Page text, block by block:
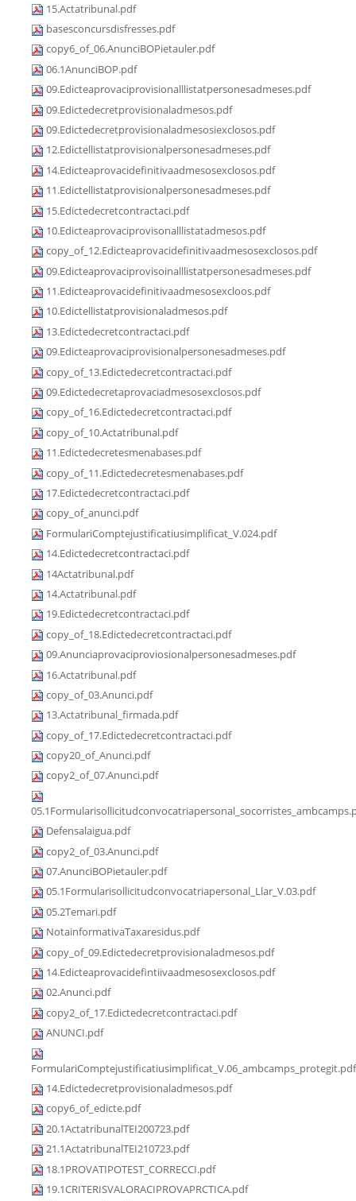
15.Actatribunal.pdf
basesconcursdisfresses.pdf
copy6_of_06.AnunciBOPietauler.pdf
06.1AnunciBOP.pdf
09.Edicteaprovaciprovisionalllistatpersonesadmeses.pdf
09.Edictedecretprovisionaladmesos.pdf
09.Edictedecretprovisionaladmesosiexclosos.pdf
12.Edictellistatprovisionalpersonesadmeses.pdf
14.Edicteaprovacidefinitivaadmesosexclosos.pdf
11.Edictellistatprovisionalpersonesadmeses.pdf
15.Edictedecretcontractaci.pdf
10.Edicteaprovaciprovisonalllistatadmesos.pdf
copy_of_12.Edicteaprovacidefinitivaadmesosexclosos.pdf
09.Edicteaprovaciprovisoinalllistatpersonesadmeses.pdf
11.Edicteaprovacidefinitivaadmesosexcloos.pdf
10.Edictellistatprovisionaladmesos.pdf
13.Edictedecretcontractaci.pdf
09.Edicteaprovaciprovisionalpersonesadmeses.pdf
copy_of_13.Edictedecretcontractaci.pdf
09.Edictedecretaprovaciadmesosexclosos.pdf
copy_of_16.Edictedecretcontractaci.pdf
copy_of_10.Actatribunal.pdf
11.Edictedecretesmenabases.pdf
copy_of_11.Edictedecretesmenabases.pdf
17.Edictedecretcontractaci.pdf
copy_of_anunci.pdf
FormulariComptejustificatiusimplificat_V.024.pdf
14.Edictedecretcontractaci.pdf
14Actatribunal.pdf
14.Actatribunal.pdf
19.Edictedecretcontractaci.pdf
copy_of_18.Edictedecretcontractaci.pdf
09.Anunciaprovaciproviosionalpersonesadmeses.pdf
16.Actatribunal.pdf
copy_of_03.Anunci.pdf
13.Actatribunal_firmada.pdf
copy_of_17.Edictedecretcontractaci.pdf
copy20_of_Anunci.pdf
copy2_of_07.Anunci.pdf
Defensalaigua.pdf
copy2_of_03.Anunci.pdf
07.AnunciBOPietauler.pdf
05.1Formularisollicitudconvocatriapersonal_Llar_V.03.pdf
05.2Temari.pdf
NotainformativaTaxaresidus.pdf
copy_of_09.Edictedecretprovisionaladmesos.pdf
14.Edicteaprovacidefintiivaadmesosexclosos.pdf
02.Anunci.pdf
copy2_of_17.Edictedecretcontractaci.pdf
ANUNCI.pdf
FormulariComptejustificatiusimplificat_V.06_ambcamps_protegit.pdf
14.Edictedecretprovisionaladmesos.pdf
copy6_of_edicte.pdf
20.1ActatribunalTEI200723.pdf
21.1ActatribunalTEI210723.pdf
18.1PROVATIPOTEST_CORRECCI.pdf
19.1CRITERISVALORACIPROVAPRCTICA.pdf